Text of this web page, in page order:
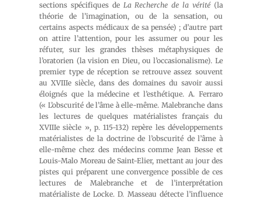
sections spécifiques de La Recherche de la vérité(la
théorie de l’imagination, ou de la sensation, ou
certains aspects médicaux de sa pensée) ; d’autre part
on attire l’attention, pour les assumer ou pour les
réfuter, sur les grandes thèses métaphysiques de
l’oratorien (la vision en Dieu, ou l’occasionalisme). Le
premier type de réception se retrouve assez souvent
au XVIIIe siècle, dans des domaines du savoir aussi
éloignés que la médecine et l’esthétique. A. Ferraro
(« L’obscurité de l’âme à elle-même. Malebranche dans
les lectures de quelques matérialistes français du
XVIIIe siècle », p. 115-132) repère les développements
matérialistes de la doctrine de l’obscurité de l’âme à
elle-même chez des médecins comme Jean Besse et
Louis-Malo Moreau de Saint-Elier, mettant au jour des
pistes qui préparent une convergence possible de ces
lectures de Malebranche et de l’interprétation
matérialiste de Locke. D. Masseau détecte l’influence